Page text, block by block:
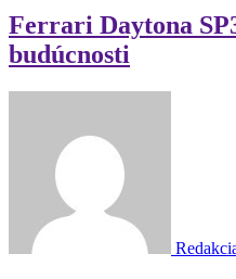
Ferrari Daytona
budúcnosti